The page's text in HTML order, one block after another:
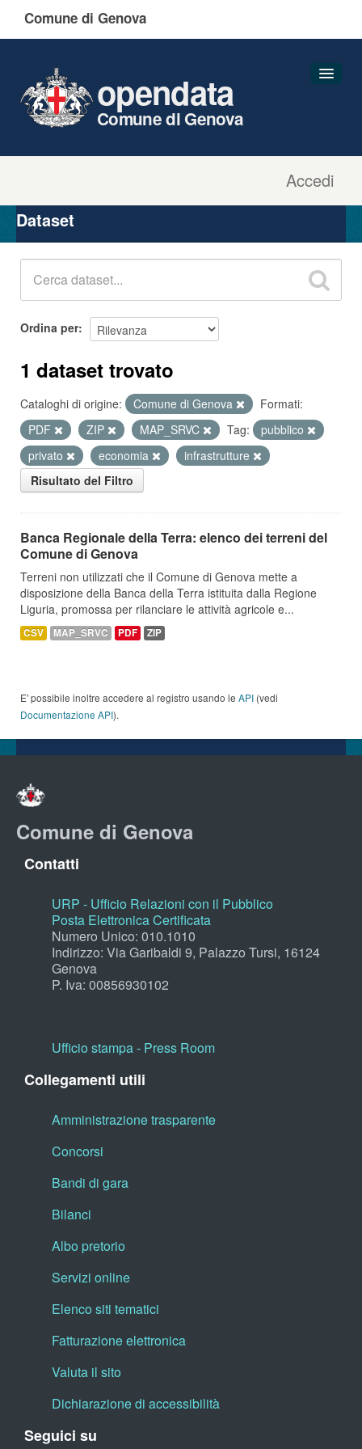
Comune di Genova
Accedi
opendata
Comune di Genova
Organizzazioni
Gruppi
Dataset
Ordina per
1 dataset trovato
Cataloghi di origine: Comune di Genova
Formati:
PDF
ZIP MAP_SRVC Tag:
pubblico
privato
economia
infrastrutture
Risultato del Filtro
Banca Regionale della Terra: elenco dei terreni del
Comune di Genova
Terreni non utilizzati che il Comune di Genova mette a
disposizione della Banca della Terra istituita dalla Regione
Liguria, promossa per rilanciare le attività agricole e...
CSV MAP_SRVC PDF ZIP
E' possibile inoltre accedere al registro usando le API (vedi
Documentazione API).
Comune di Genova
Contatti
URP - Ufficio Relazioni con il Pubblico
Posta Elettronica Certificata
Numero Unico: 010.1010
Indirizzo: Via Garibaldi 9, Palazzo Tursi, 16124
Genova
P. Iva: 00856930102
Ufficio stampa - Press Room
Collegamenti utili
Amministrazione trasparente
Concorsi
Bandi di gara
Bilanci
Albo pretorio
Servizi online
Elenco siti tematici
Fatturazione elettronica
Valuta il sito
Dichiarazione di accessibilità
Seguici su